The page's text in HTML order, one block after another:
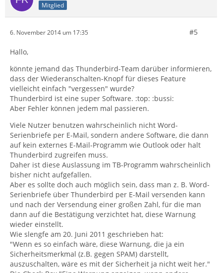
Mitglied
6. November 2014 um 17:35 #5
Hallo,
könnte jemand das Thunderbird-Team darüber informieren,
dass der Wiederanschalten-Knopf für dieses Feature
vielleicht einfach "vergessen" wurde?
Thunderbird ist eine super Software. :top: :bussi:
Aber Fehler können jedem mal passieren.
Viele Nutzer benutzen wahrscheinlich nicht Word-
Serienbriefe per E-Mail, sondern andere Software, die dann
auf kein externes E-Mail-Programm wie Outlook oder halt
Thunderbird zugreifen muss.
Daher ist diese Auslassung im TB-Programm wahrscheinlich
bisher nicht aufgefallen.
Aber es sollte doch auch möglich sein, dass man z. B. Word-
Serienbriefe über Thunderbird per E-Mail versenden kann
und nach der Versendung einer großen Zahl, für die man
dann auf die Bestätigung verzichtet hat, diese Warnung
wieder einstellt.
Wie slengfe am 20. Juni 2011 geschrieben hat:
"Wenn es so einfach wäre, diese Warnung, die ja ein
Sicherheitsmerkmal (z.B. gegen SPAM) darstellt,
auszuschalten, wäre es mit der Sicherheit ja nicht weit her."